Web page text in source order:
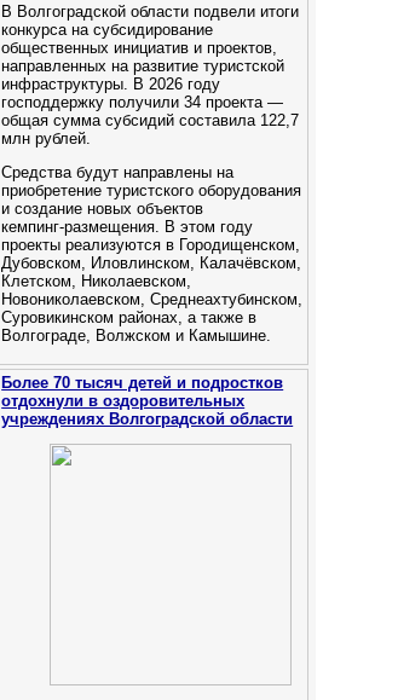
В Волгоградской области подвели итоги
конкурса на субсидирование
общественных инициатив и проектов,
направленных на развитие туристской
инфраструктуры. В 2026 году
господдержку получили 34 проекта —
общая сумма субсидий составила 122,7
млн рублей.
Средства будут направлены на
приобретение туристского оборудования
и создание новых объектов
кемпинг‑размещения. В этом году
проекты реализуются в Городищенском,
Дубовском, Иловлинском, Калачёвском,
Клетском, Николаевском,
Новониколаевском, Среднеахтубинском,
Суровикинском районах, а также в
Волгограде, Волжском и Камышине.
Более 70 тысяч детей и подростков
отдохнули в оздоровительных
учреждениях Волгоградской области